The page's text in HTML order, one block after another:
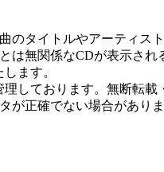
タイトルやアーティス
は無関係なCDが表示され
ます。
しております。無断転載
正確でない場合があり